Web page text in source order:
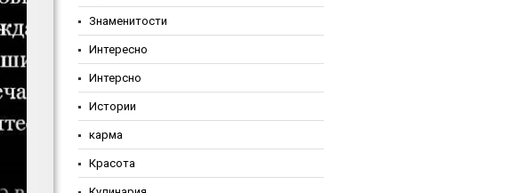
Знаменитости
Интересно
Интерсно
Истории
карма
Красота